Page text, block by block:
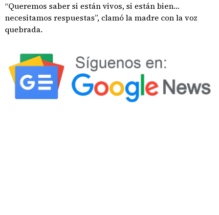
“Queremos saber si están vivos, si están bien…
necesitamos respuestas”, clamó la madre con la voz
quebrada.